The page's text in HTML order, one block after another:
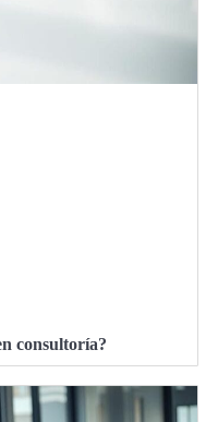
consultoría?